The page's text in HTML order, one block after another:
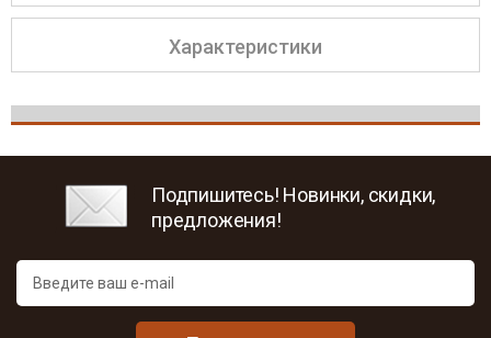
Характеристики
Подпишитесь! Новинки, скидки,
предложения!